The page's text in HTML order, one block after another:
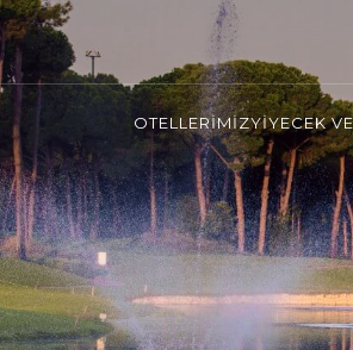
OTELLERİMİZYİYECEK